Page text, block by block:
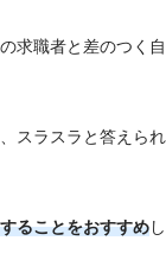
求職者と差のつく自
スラスラと答えられ
ることをおすすめし